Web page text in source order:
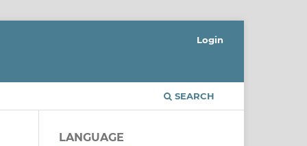
SEARCH
Login
LANGUAGE